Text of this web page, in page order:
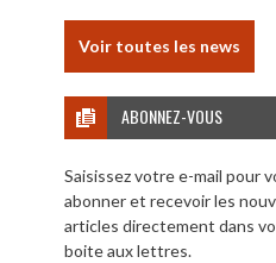
Voir toutes les news
ABONNEZ-VOUS
Saisissez votre e-mail pour
abonner et recevoir les
articles directement dans
boite aux lettres.